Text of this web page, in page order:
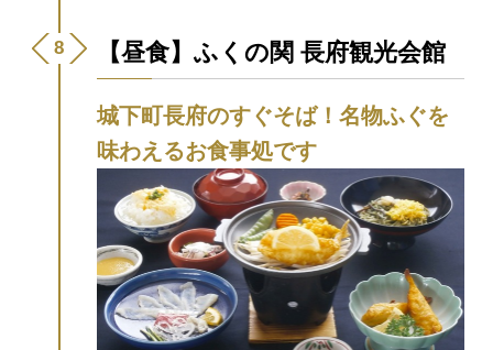
15:00） 下関方面へお帰りの際は、角島大橋
を渡った先の交差点を左折し、市道角島大
めです。期間中は迂回路の案内板を設置し
ておりますので、現地の案内に沿ってお進
みください。▼混雑を避けるため、朝の時
間帯の観光や、バスツアーのご利用もおす
すめです。・角島大橋手前のフォトスポッ
ト「海士ヶ瀬公園(あまがせこうえん)」の
駐車場は、24時間無料でご利用いただけま
す。・角島灯台
の展望台は朝9:00から入場
【昼食】ふくの関 長府観光会館
城下町長府のすぐそば！名物ふぐを
味わえるお食事処です